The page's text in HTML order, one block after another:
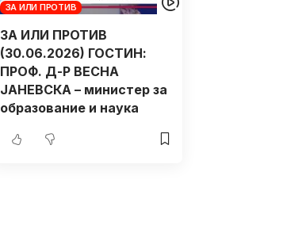
ЗА ИЛИ ПРОТИВ
ЗА ИЛИ ПРОТИВ
(30.06.2026) ГОСТИН:
ПРОФ. Д-Р ВЕСНА
ЈАНЕВСКА – министер за
образование и наука